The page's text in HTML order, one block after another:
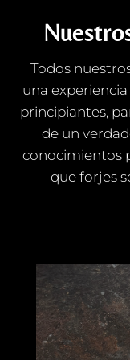
Todos
una
principiantes,
de un
conocimientos
que forjes
vídeo